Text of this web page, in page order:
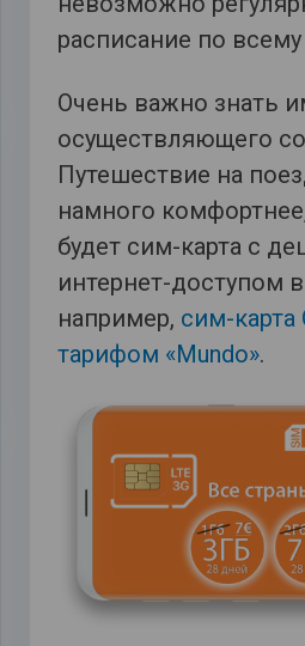
расписание по
Очень важно знать
осуществляющего
Путешествие на
намного
будет сим-карта с
интернет-доступом
например, сим-карта
тарифом «Mundo».